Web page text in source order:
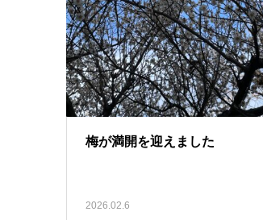
梅が満開を迎えました
2026.02.6